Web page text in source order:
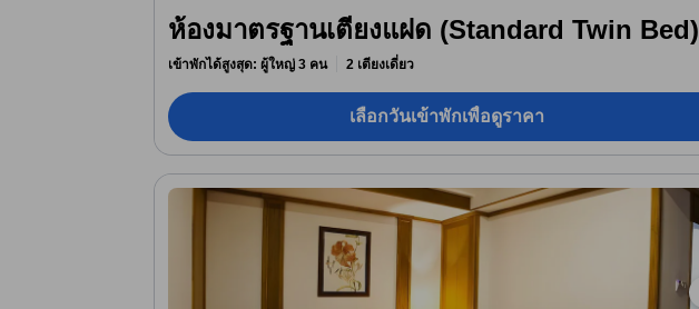
ห้องมาตรฐานเตียงแฝด (Standard Twin Bed)
เข้าพักได้สูงสุด: ผู้ใหญ่ 3 คน 2 เตียงเดี่ยว
เลือกวันเข้าพักเพื่อดูราคา